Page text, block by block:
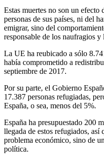
Estas muertes no son un efecto
personas de sus países, ni del
emigrar, sino del
responsable de los naufragios y
La UE ha reubicado a sólo
había comprometido a
septiembre de 2017.
Por su parte, el Gobierno
17.387 personas refugiadas,
España, o sea, menos del 5%.
España ha presupuestado 200
llegada de estos refugiados, así
problema económico, sino de
política.